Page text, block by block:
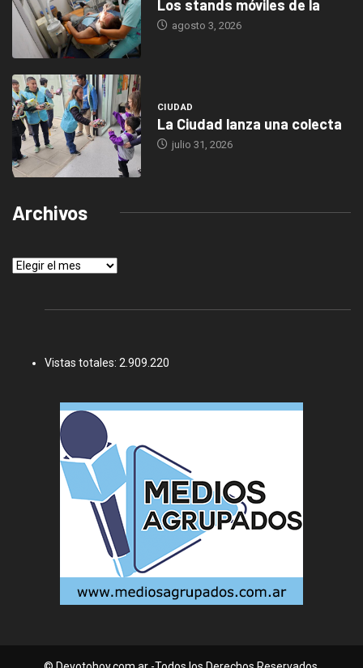
Los stands móviles de la
agosto 3, 2026
CIUDAD
La Ciudad lanza una colecta
julio 31, 2026
Archivos
Archivos
Vistas totales: 2.909.220